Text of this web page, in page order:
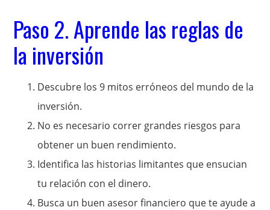
Paso 2. Aprende las reglas de
la inversión
Descubre los 9 mitos erróneos del mundo de la
inversión.
No es necesario correr grandes riesgos para
obtener un buen rendimiento.
Identifica las historias limitantes que ensucian
tu relación con el dinero.
Busca un buen asesor financiero que te ayude a